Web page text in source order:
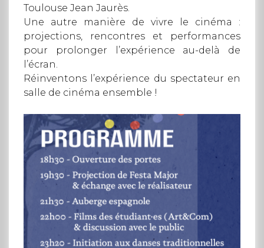
Toulouse Jean Jaurès.
Une autre manière de vivre le cinéma :
projections, rencontres et performances
pour prolonger l’expérience au-delà de
l’écran.
Réinventons l’expérience du spectateur en
salle de cinéma ensemble !